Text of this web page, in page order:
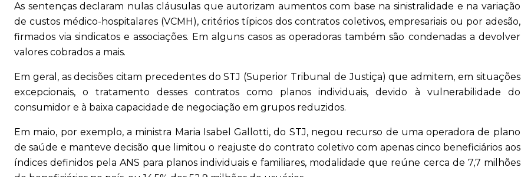
As sentenças declaram nulas cláusulas que autorizam aumentos com base na sinistralidade e na variação
de custos médico-hospitalares (VCMH), critérios típicos dos contratos coletivos, empresariais ou por adesão,
firmados via sindicatos e associações. Em alguns casos as operadoras também são condenadas a devolver
valores cobrados a mais.
Em geral, as decisões citam precedentes do STJ (Superior Tribunal de Justiça) que admitem, em situações
excepcionais, o tratamento desses contratos como planos individuais, devido à vulnerabilidade do
consumidor e à baixa capacidade de negociação em grupos reduzidos.
Em maio, por exemplo, a ministra Maria Isabel Gallotti, do STJ, negou recurso de uma operadora de plano
de saúde e manteve decisão que limitou o reajuste do contrato coletivo com apenas cinco beneficiários aos
índices definidos pela ANS para planos individuais e familiares, modalidade que reúne cerca de 7,7 milhões